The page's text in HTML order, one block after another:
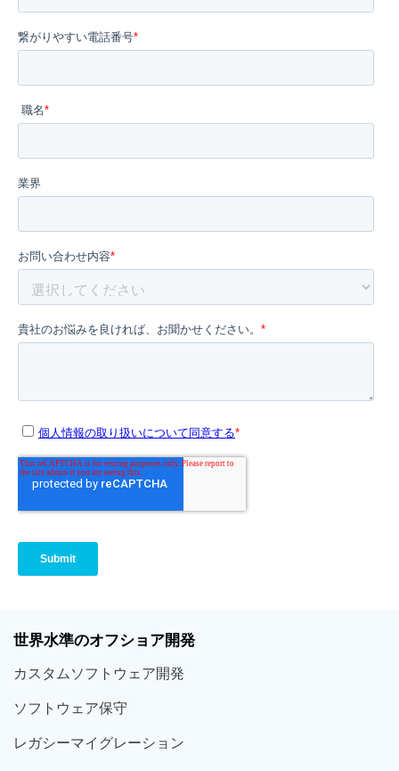
世界水準のオフショア開発
カスタムソフトウェア開発
ソフト ウェア保守
レガシーマイグレーション